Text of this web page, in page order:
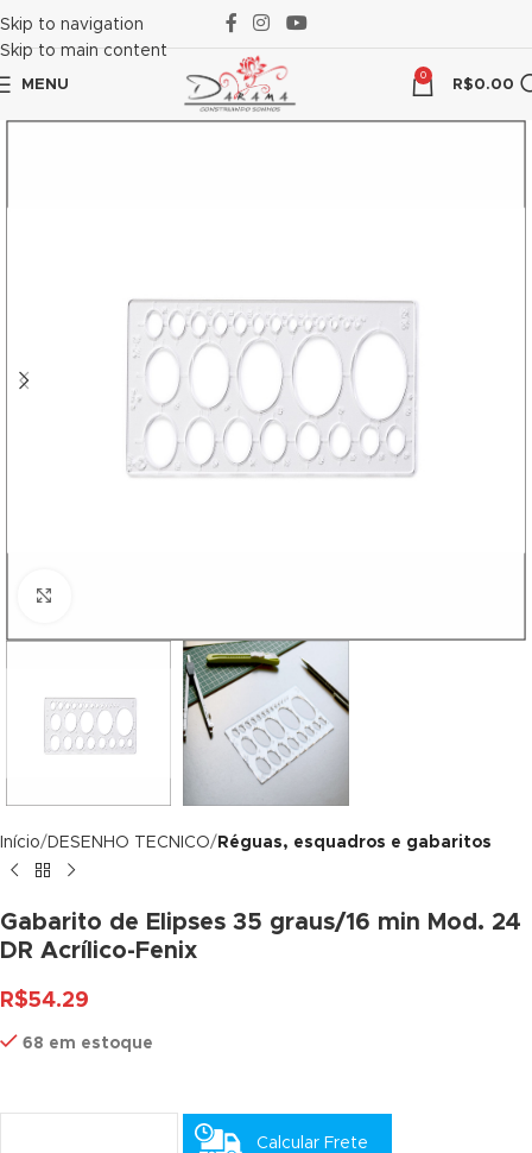
panel
panel
panel
panel
panel
panel
panel
satın al
Skip to navigation
Skip to main content
MENU
0
R$0.00
Início DESENHO TECNICO Réguas, esquadros e gabaritos
Gabarito de Elipses 35 graus/16 min Mod. 24
DR Acrílico-Fenix
R$54.29
68 em estoque
Calcular Frete